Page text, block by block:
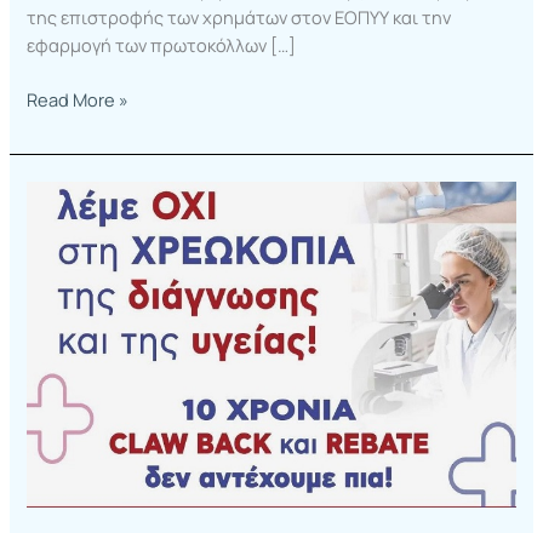
της επιστροφής των χρημάτων στον ΕΟΠΥΥ και την
εφαρμογή των πρωτοκόλλων […]
Read More »
εργαστηριακοί
γιατροί
Κέντρων
συμετέχουν
στην
απεργιακή
κινητοποίηση
κλάδου